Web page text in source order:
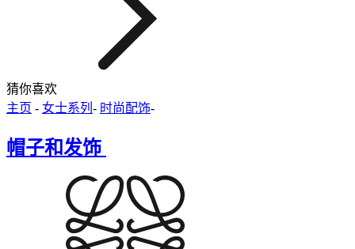
猜你喜欢
主页 - 女士系列 - 时尚配饰-
帽子和发饰